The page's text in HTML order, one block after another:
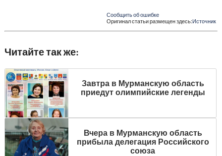
Сообщить об ошибке
Оригинал статьи размещен здесь:Источник
Читайте так же:
Завтра в Мурманскую область
приедут олимпийские легенды
Вчера в Мурманскую область
прибыла делегация Российского
союза